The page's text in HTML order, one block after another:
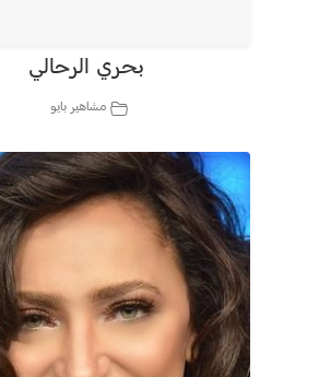
بحري الرحالي
مشاهير بايو